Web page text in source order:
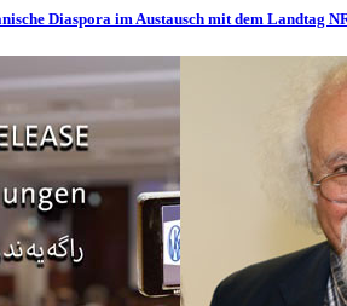
Diaspora im Austausch mit dem Landtag